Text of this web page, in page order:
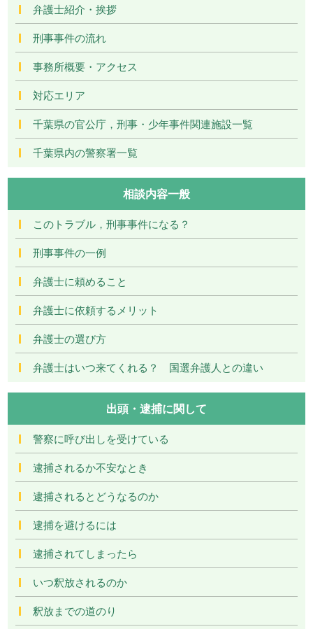
弁護士紹介・挨拶
刑事事件の流れ
事務所概要・アクセス
対応エリア
千葉県の官公庁，刑事・少年事件関連施設一覧
千葉県内の警察署一覧
相談内容一般
このトラブル，刑事事件になる？
刑事事件の一例
弁護士に頼めること
弁護士に依頼するメリット
弁護士の選び方
弁護士はいつ来てくれる？ 国選弁護人との違い
出頭・逮捕に関して
警察に呼び出しを受けている
逮捕されるか不安なとき
逮捕されるとどうなるのか
逮捕を避けるには
逮捕されてしまったら
いつ釈放されるのか
釈放までの道のり